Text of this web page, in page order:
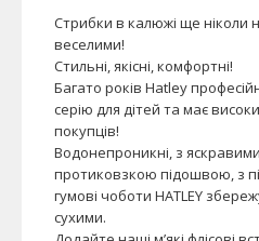
Стрибки в калюжі ще ніколи
веселими!
Стильні, якісні, комфортні!
Багато років Hatley
серію для дітей та має
покупців!
Водонепроникні, з
протиковзкою підошвою, з
гумові чоботи HATLEY
сухими.